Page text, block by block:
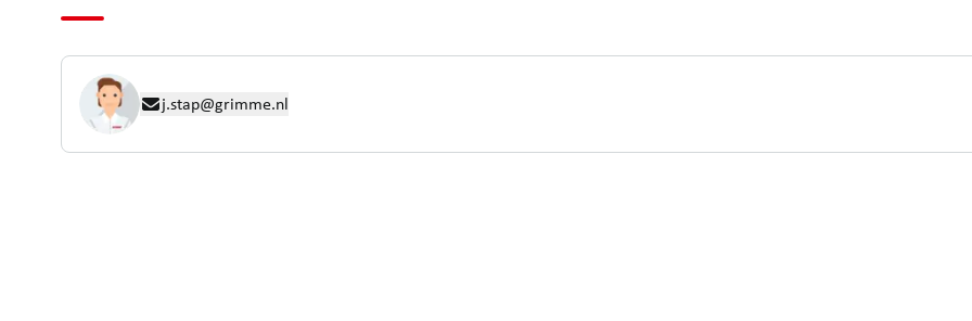
j.stap@grimme.nl